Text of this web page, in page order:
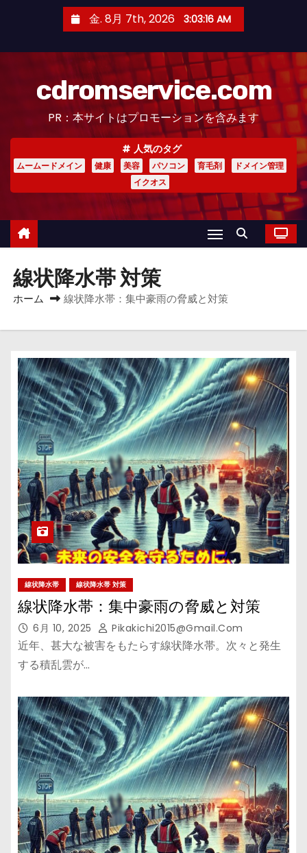
金. 8月 7th, 2026 3:03:16 AM
cdromservice.com
PR：本サイトはプロモーションを含みます
人気のタグ
ムームードメイン 健康 美容 パソコン 育毛剤
ドメイン管理
イクオス
線状降水帯 対策
ホーム 線状降水帯：集中豪雨の脅威と対策
線状降水帯 線状降水帯 対策
線状降水帯：集中豪雨の脅威と対策
6月 10, 2025 Pikakichi2015@gmail.com
近年、甚大な被害をもたらす線状降水帯。次々と発生
する積乱雲が…